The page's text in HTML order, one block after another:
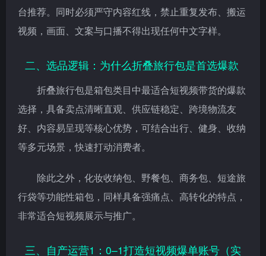
台推荐。同时必须严守内容红线，禁止重复发布、搬运
视频，画面、文案与口播不得出现任何中文字样。
二、选品逻辑：为什么折叠旅行包是首选爆款
折叠旅行包是箱包类目中最适合短视频带货的爆款
选择，具备卖点清晰直观、供应链稳定、跨境物流友
好、内容易呈现等核心优势，可结合出行、健身、收纳
等多元场景，快速打动消费者。
除此之外，化妆收纳包、野餐包、商务包、短途旅
行袋等功能性箱包，同样具备强痛点、高转化的特点，
非常适合短视频展示与推广。
三、自产运营1：0–1打造短视频爆单账号（实